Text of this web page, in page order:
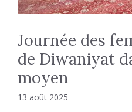
Journée des
de Diwaniyat
moyen
13 août 2025